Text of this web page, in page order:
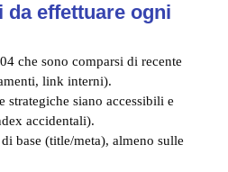
effettuare ogni
che sono comparsi di recente
link interni).
strategiche siano accessibili e
accidentali).
base (title/meta), almeno sulle